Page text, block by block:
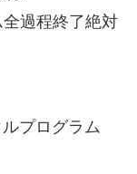
過程終了絶対
プログラム